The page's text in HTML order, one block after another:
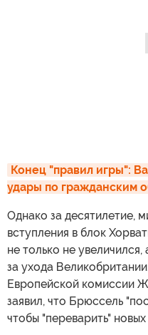
Конец "правил игры":
удары по гражданским
Однако за десятилетие,
вступления в блок
не только не
за ухода
Европейской комиссии
заявил, что Брюссель
чтобы "переварить" новых